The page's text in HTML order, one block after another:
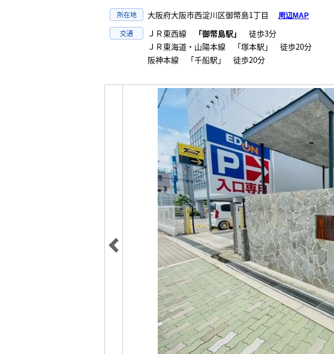
所在地 大阪府大阪市西淀川区御幣島1丁目 周辺MAP
交通 ＪＲ東西線 「御幣島駅」
徒歩3分
ＪＲ東海道・山陽本線 「塚本駅」 徒歩20分
阪神本線 「千船駅」 徒歩20分